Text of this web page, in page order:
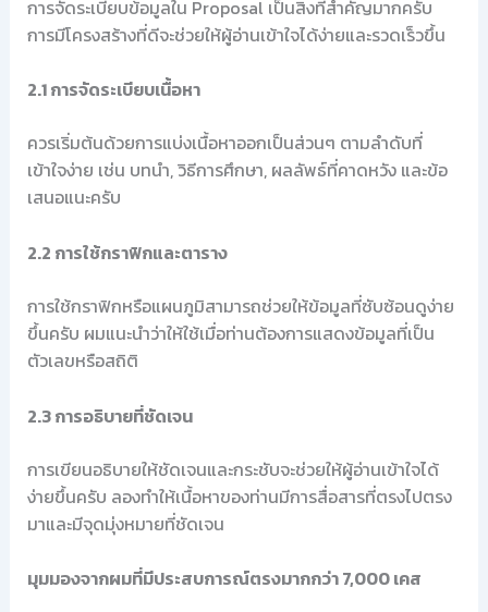
การจัดระเบียบข้อมูลใน Proposal เป็นสิ่งที่สำคัญมากครับ
การมีโครงสร้างที่ดีจะช่วยให้ผู้อ่านเข้าใจได้ง่ายและรวดเร็วขึ้น
2.1 การจัดระเบียบเนื้อหา
ควรเริ่มต้นด้วยการแบ่งเนื้อหาออกเป็นส่วนๆ ตามลำดับที่
เข้าใจง่าย เช่น บทนำ, วิธีการศึกษา, ผลลัพธ์ที่คาดหวัง และข้อ
เสนอแนะครับ
2.2 การใช้กราฟิกและตาราง
การใช้กราฟิกหรือแผนภูมิสามารถช่วยให้ข้อมูลที่ซับซ้อนดูง่าย
ขึ้นครับ ผมแนะนำว่าให้ใช้เมื่อท่านต้องการแสดงข้อมูลที่เป็น
ตัวเลขหรือสถิติ
2.3 การอธิบายที่ชัดเจน
การเขียนอธิบายให้ชัดเจนและกระชับจะช่วยให้ผู้อ่านเข้าใจได้
ง่ายขึ้นครับ ลองทำให้เนื้อหาของท่านมีการสื่อสารที่ตรงไปตรง
มาและมีจุดมุ่งหมายที่ชัดเจน
มุมมองจากผมที่มีประสบการณ์ตรงมากกว่า 7,000 เคส